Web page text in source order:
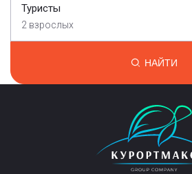
Туристы
2 взрослых
НАЙТИ